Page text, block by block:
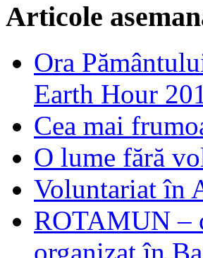
Articole
Ora
Earth Hour
Cea mai
O lume fără
Voluntariat în
ROTAMUN –